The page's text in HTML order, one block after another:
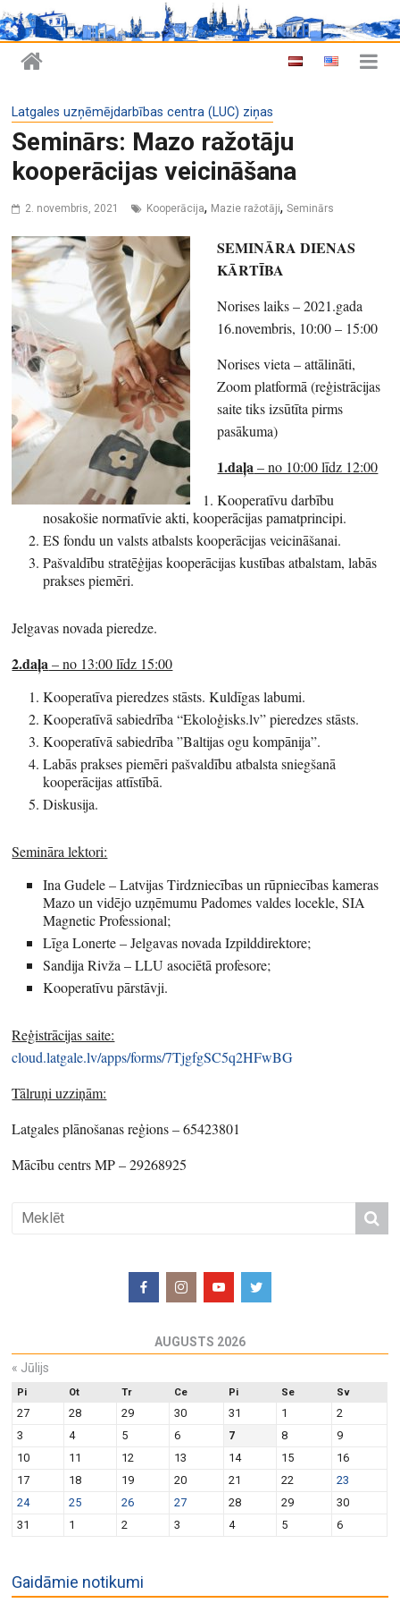
Latgales uzņēmējdarbības centra (LUC) ziņas
Seminārs: Mazo ražotāju
kooperācijas veicināšana
2. novembris, 2021 Kooperācija, Mazie ražotāji,Seminārs
SEMINĀRA DIENAS
KĀRTĪBA
Norises laiks – 2021.gada
16.novembris, 10:00 – 15:00
Norises vieta – attālināti,
Zoom platformā (reģistrācijas
saite tiks izsūtīta pirms
pasākuma)
1.daļa– no 10:00 līdz 12:00
Kooperatīvu darbību
nosakošie normatīvie akti, kooperācijas pamatprincipi.
ES fondu un valsts atbalsts kooperācijas veicināšanai.
Pašvaldību stratēģijas kooperācijas kustības atbalstam, labās
prakses piemēri.
Jelgavas novada pieredze.
2.daļa– no 13:00 līdz 15:00
Kooperatīva pieredzes stāsts. Kuldīgas labumi.
Kooperatīvā sabiedrība “Ekoloģisks.lv” pieredzes stāsts.
Kooperatīvā sabiedrība ”Baltijas ogu kompānija”.
Labās prakses piemēri pašvaldību atbalsta sniegšanā
kooperācijas attīstībā.
Diskusija.
Semināra lektori:
Ina Gudele – Latvijas Tirdzniecības un rūpniecības kameras
Mazo un vidējo uzņēmumu Padomes valdes locekle, SIA
Magnetic Professional;
Līga Lonerte – Jelgavas novada Izpilddirektore;
Sandija Rivža – LLU asociētā profesore;
Kooperatīvu pārstāvji.
Reģistrācijas saite:
cloud.latgale.lv/apps/forms/7TjgfgSC5q2HFwBG
Tālruņi uzziņām:
Latgales plānošanas reģions – 65423801
Mācību centrs MP – 29268925
AUGUSTS 2026
« Jūlijs
Pi Ot Tr Ce Pi Se Sv
27 28 29 30 31 1
2
3
4 5 6 7 8
9
10
11 12 13 14 15
16
17
18 19 20 21 22
23
24
25 26 27 28 29
30
31
1 2 3 4 5 6
Gaidāmie notikumi